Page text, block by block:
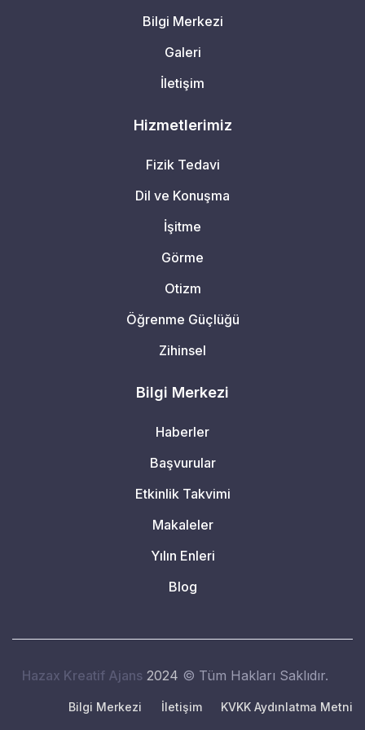
Bilgi Merkezi
Galeri
İletişim
Hizmetlerimiz
Fizik Tedavi
Dil ve Konuşma
İşitme
Görme
Otizm
Öğrenme Güçlüğü
Zihinsel
Bilgi Merkezi
Haberler
Başvurular
Etkinlik Takvimi
Makaleler
Yılın Enleri
Blog
Hazax Kreatif Ajans2024 © Tüm Hakları Saklıdır.
Bilgi Merkezi İletişim KVKK Aydınlatma Metni